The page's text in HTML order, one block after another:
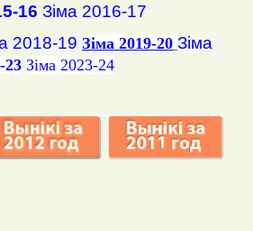
16 Зіма 2016-17
2018-19 Зіма 2019-20 Зіма
23 Зіма 2023-24